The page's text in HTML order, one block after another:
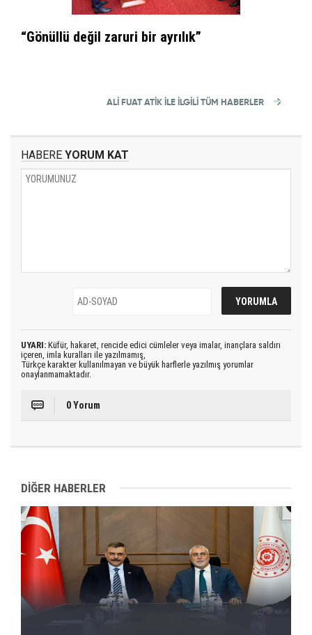
“Gönüllü değil zaruri bir ayrılık”
ALI FUAT ATİK İLE İLGİLİ TÜM HABERLER
HABERE YORUM KAT
UYARI: Küfür, hakaret, rencide edici cümleler veya imalar, inançlara saldırı
içeren, imla kuralları ile yazılmamış,
Türkçe karakter kullanılmayan ve büyük harflerle yazılmış yorumlar
onaylanmamaktadır.
0 Yorum
DİĞER HABERLER